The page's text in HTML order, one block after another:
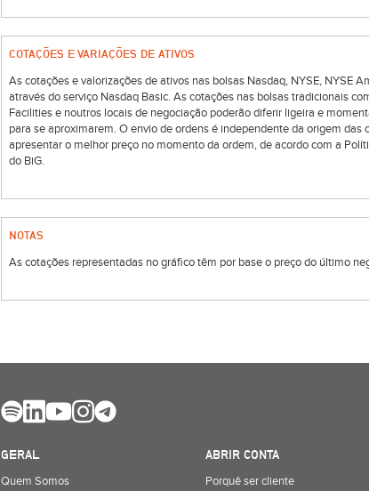
COTAÇÕES E VARIAÇÕES DE ATIVOS
As cotações e valorizações de ativos nas bolsas Nasdaq, NYSE, NYSE
através do serviço Nasdaq Basic. As cotações nas bolsas tradicionais
Facilities e noutros locais de negociação poderão diferir ligeira e
para se aproximarem. O envio de ordens é independente da origem
apresentar o melhor preço no momento da ordem, de acordo com a
do BiG.
NOTAS
As cotações representadas no gráfico têm por base o preço do último
GERAL
Quem Somos
ABRIR CONTA
Porquê ser cliente